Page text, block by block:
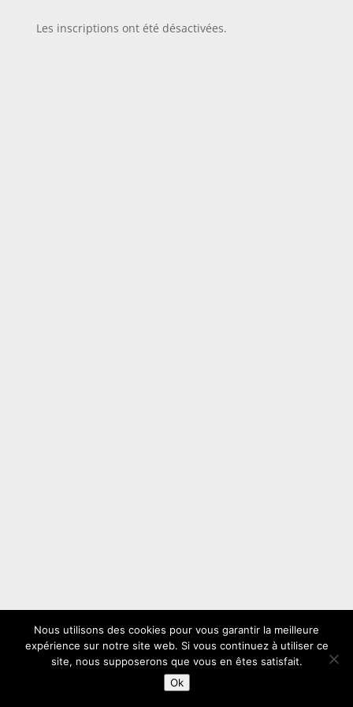
Les inscriptions ont été désactivées.
Nous utilisons des cookies pour vous garantir la meilleure
expérience sur notre site web. Si vous continuez à utiliser ce
site, nous supposerons que vous en êtes satisfait.
Ok